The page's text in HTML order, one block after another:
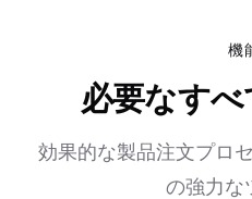
機
必要なす
効果的な製品注文プロ
の強力な